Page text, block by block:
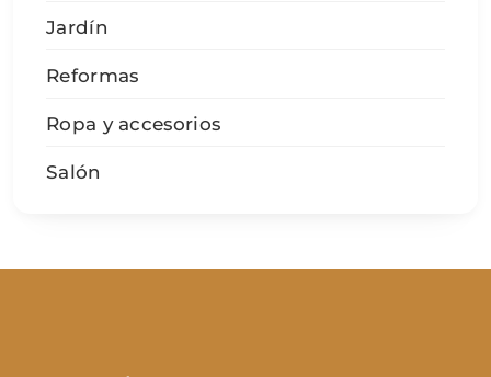
Jardín
Reformas
Ropa y accesorios
Salón